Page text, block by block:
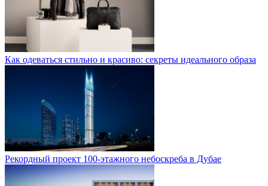
Как одеваться стильно и красиво: секреты идеального образа
Рекордный проект 100-этажного небоскреба в Дубае